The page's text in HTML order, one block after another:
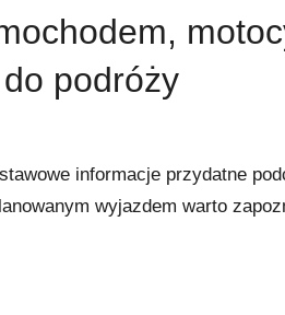
podróży
informacje przydatne
wyjazdem warto